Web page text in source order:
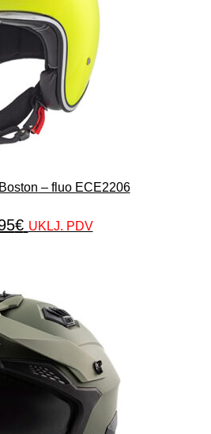
– fluo ECE2206
€ UKLJ. PDV